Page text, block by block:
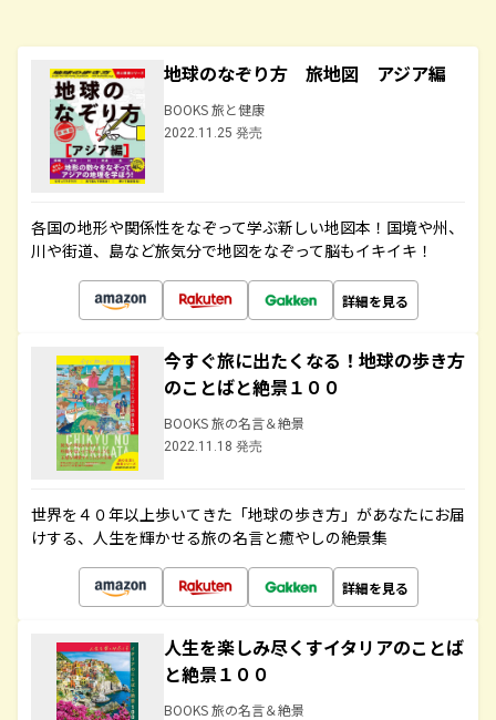
地球のなぞり方 旅地図 アジア編
BOOKS 旅と健康
2022.11.25 発売
各国の地形や関係性をなぞって学ぶ新しい地図本！国境や州、
川や街道、島など旅気分で地図をなぞって脳もイキイキ！
詳細を見る
今すぐ旅に出たくなる！地球の歩き方
のことばと絶景１００
BOOKS 旅の名言＆絶景
2022.11.18 発売
世界を４０年以上歩いてきた「地球の歩き方」があなたにお届
けする、人生を輝かせる旅の名言と癒やしの絶景集
詳細を見る
人生を楽しみ尽くすイタリアのことば
と絶景１００
BOOKS 旅の名言＆絶景